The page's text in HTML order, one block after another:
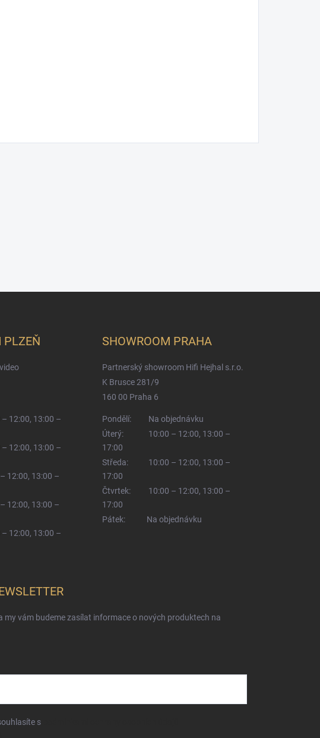
PLZEŇ
– 12:00, 13:00 –
– 12:00, 13:00 –
12:00, 13:00 –
12:00, 13:00 –
– 12:00, 13:00 –
SHOWROOM PRAHA
Partnerský showroom Hifi Hejhal s.r.o.
K Brusce 281/9
160 00 Praha 6
Pondělí:
Na objednávku
Úterý:
10:00 – 12:00, 13:00 –
17:00
Středa:
10:00 – 12:00, 13:00 –
17:00
Čtvrtek:
10:00 – 12:00, 13:00 –
17:00
Pátek:
Na objednávku
my vám budeme zasílat informace o nových produktech na
s